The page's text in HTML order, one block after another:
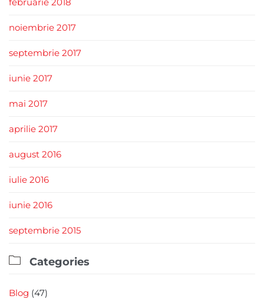
noiembrie 2017
septembrie 2017
iunie 2017
mai 2017
aprilie 2017
august 2016
iulie 2016
iunie 2016
septembrie 2015
 Categories
Blog (47)